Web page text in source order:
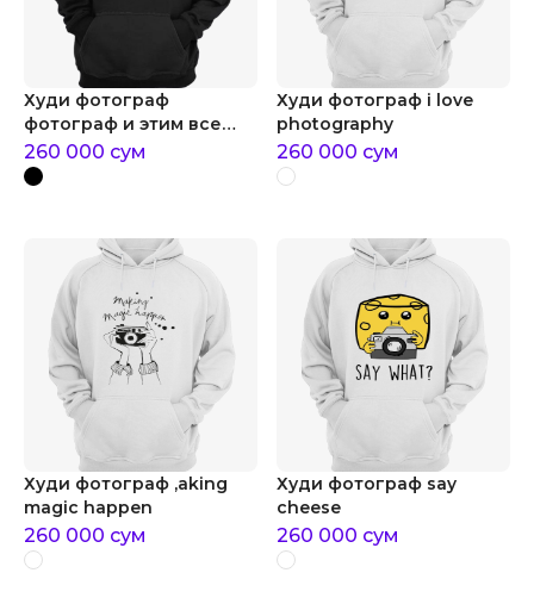
Худи фотограф
фотограф и этим все
сказано
260 000 сум
Худи фотограф i love
photography
260 000 сум
Худи фотограф ,aking
magic happen
260 000 сум
Худи фотограф say
cheese
260 000 сум